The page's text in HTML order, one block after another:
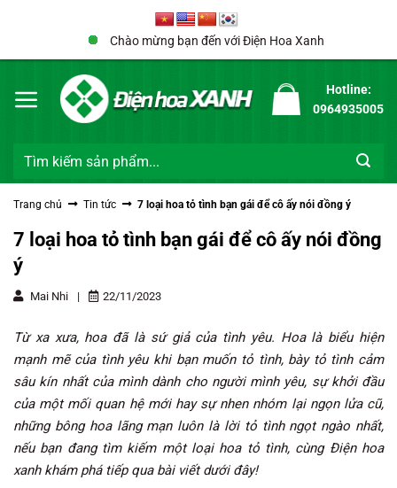
Chào mừng bạn đến với Điện Hoa Xanh
Hotline:
0964935005
Tìm
Trang chủ Tin tức 7 loại hoa tỏ tình bạn gái để cô ấy nói đồng ý
7 loại hoa tỏ tình bạn gái để cô ấy nói đồng
ý
Mai Nhi | 22/11/2023
Từ xa xưa, hoa đã là sứ giả của tình yêu. Hoa là biểu hiện
mạnh mẽ của tình yêu khi bạn muốn tỏ tình, bày tỏ tình cảm
sâu kín nhất của mình dành cho người mình yêu, sự khởi đầu
của một mối quan hệ mới hay sự nhen nhóm lại ngọn lửa cũ,
những bông hoa lãng mạn luôn là lời tỏ tình ngọt ngào nhất,
nếu bạn đang tìm kiếm một loại hoa tỏ tình, cùng Điện hoa
xanh khám phá tiếp qua bài viết dưới đây!